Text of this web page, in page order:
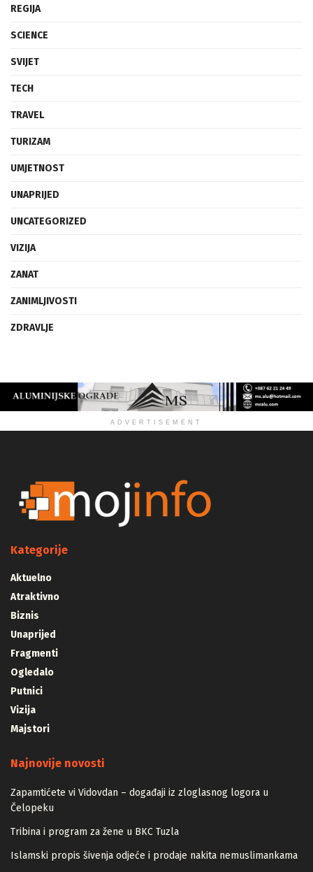
REGIJA
SCIENCE
SVIJET
TECH
TRAVEL
TURIZAM
UMJETNOST
UNAPRIJED
UNCATEGORIZED
VIZIJA
ZANAT
ZANIMLJIVOSTI
ZDRAVLJE
ADVERTISEMENT
Kategorije
Aktuelno
Atraktivno
Biznis
Unaprijed
Fragmenti
Ogledalo
Putnici
Vizija
Majstori
Najnovije novosti
Zapamtićete vi Vidovdan – događaji iz zloglasnog logora u
Čelopeku
Tribina i program za žene u BKC Tuzla
Islamski propis šivenja odjeće i prodaje nakita nemuslimankama